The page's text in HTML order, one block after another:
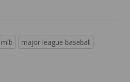
mlb
major league baseball